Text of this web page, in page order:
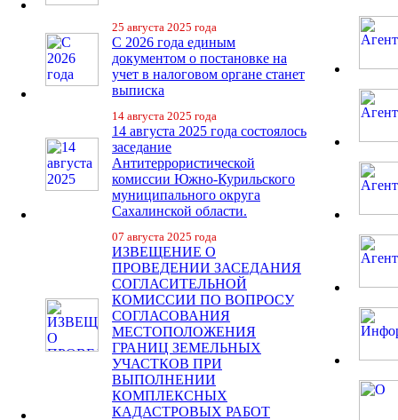
25 августа 2025 года
С 2026 года единым
документом о постановке на
учет в налоговом органе станет
выписка
14 августа 2025 года
14 августа 2025 года состоялось
заседание
Антитеррористической
комиссии Южно-Курильского
муниципального округа
Сахалинской области.
07 августа 2025 года
ИЗВЕЩЕНИЕ О
ПРОВЕДЕНИИ ЗАСЕДАНИЯ
СОГЛАСИТЕЛЬНОЙ
КОМИССИИ ПО ВОПРОСУ
СОГЛАСОВАНИЯ
МЕСТОПОЛОЖЕНИЯ
ГРАНИЦ ЗЕМЕЛЬНЫХ
УЧАСТКОВ ПРИ
ВЫПОЛНЕНИИ
КОМПЛЕКСНЫХ
КАДАСТРОВЫХ РАБОТ